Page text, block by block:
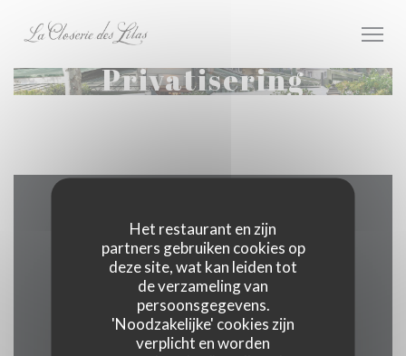
Het restaurant en zijn
partners gebruiken cookies op
deze site, wat kan leiden tot
de verzameling van
persoonsgegevens.
'Noodzakelijke' cookies zijn
verplicht en worden
Privatisering
Plattegrond en Contact
171 boulevard du Montparnasse 75006 Paris
01 40 51 34 50